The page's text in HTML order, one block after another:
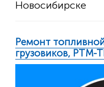
Новосибирске
Ремонт
грузовиков, РТМ-